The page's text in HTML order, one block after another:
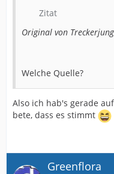
Zitat
Original von
Welche Quelle?
Also ich hab's gerade
bete, dass es stimmt
Greenflora